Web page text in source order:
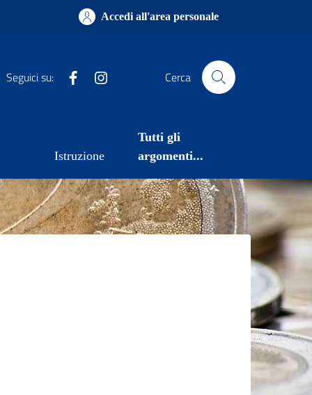
Accedi all'area personale
Seguici su: Facebook Cerca
Istruzione
Tutti gli
argomenti...